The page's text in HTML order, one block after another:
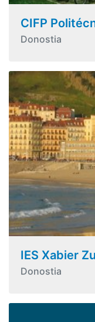
CIFP
Donostia
IES Xabier
Donostia